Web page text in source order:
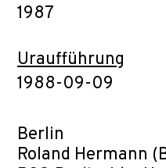
1987
Uraufführung
1988-09-09
Berlin
Roland Hermann